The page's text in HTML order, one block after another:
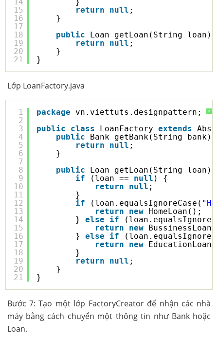
15
16
17
18
19
20
21
return
null ;
}
public
Loan getLoan(String loan)
return
null ;
}
}
Lớp LoanFactory.java
?
1
2
3
4
5
6
7
8
9
10
11
12
13
14
15
16
17
18
19
20
21
package
vn.viettuts.designpattern;
public
class LoanFactory extends
public
Bank getBank(String bank)
return
null ;
}
public
Loan getLoan(String loan)
if
(loan == null ) {
return
null ;
}
if
(loan.equalsIgnoreCase(
return
new HomeLoan();
} else if
return
new
} else if
return
new
}
return
null ;
}
}
Bước 7: Tạo một lớp FactoryCreator để nhận các nhà
máy bằng cách chuyển một thông tin như Bank hoặc
Loan.